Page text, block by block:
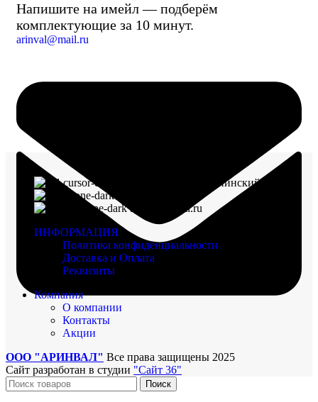
Напишите на имейл — подберём
комплектующие за 10 минут.
arinval@mail.ru
г. Воронеж, пр-кт Ленинский, д. 221
arinval@mail.ru
ИНФОРМАЦИЯ
Политика конфиденциальности
Доставка и Оплата
Реквизиты
Компания
О компании
Контакты
Акции
ООО "АРИНВАЛ" Все права защищены 2025
Сайт разработан в студии "Сайт 36"
Поиск